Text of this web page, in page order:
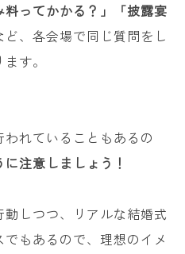
料ってかかる？」「披露宴
ど、各会場で同じ質問をし
す。
れていることもあるの
注意しましょう！
しつつ、リアルな結婚式
もあるので、理想のイメ